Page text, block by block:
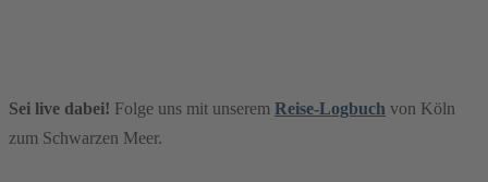
Sei live dabei! Folge uns mit unserem Reise-Logbuch von Köln
zum Schwarzen Meer.